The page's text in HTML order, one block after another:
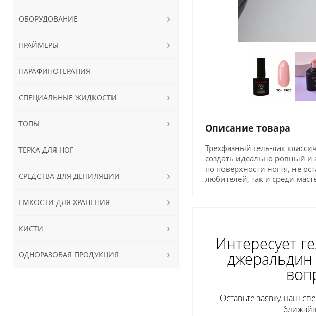
Описание товара
Трехфазный гель-лак
создать идеально ровный
по поверхности ногтя, не
любителей, так и среди
Интересует
джеральдин
Оставьте заявку, наш
ОБОРУДОВАНИЕ
ПРАЙМЕРЫ
ПАРАФИНОТЕРАПИЯ
СПЕЦИАЛЬНЫЕ ЖИДКОСТИ
ТОПЫ
ТЕРКА ДЛЯ НОГ
СРЕДСТВА ДЛЯ ДЕПИЛЯЦИИ
ЕМКОСТИ ДЛЯ ХРАНЕНИЯ
КИСТИ
ОДНОРАЗОВАЯ ПРОДУКЦИЯ